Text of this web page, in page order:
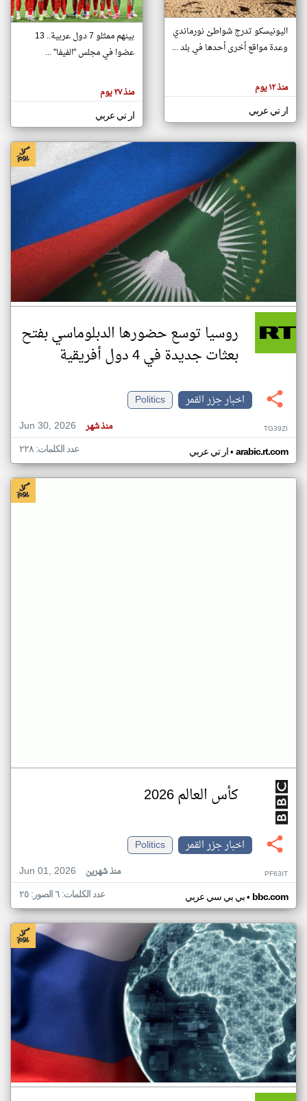
تغيير الدولة
اخبار جزر القمر على مدار الساعة
أهم اخبار جزر القمر العاجلة والمباشرة
هنا عن
وجهة
كاتبيها.
اليونيسكو تدرج شواطئ نورماندي
وعدة مواقع أخرى أحدها في بلد ...
منذ ١٢ يوم
ار تي عربي
بينهم ممثلو 7 دول عربية.. 13
عضوا في مجلس "الفيفا" ...
منذ ٢٧ يوم
ار تي عربي
روسيا توسع حضورها الدبلوماسي بفتح
بعثات جديدة في 4 دول أفريقية
اخبار جزر القمر
Politics
Jun 30, 2026
منذ شهر TG39ZI
ار تي عربي• arabic.rt.com عدد الكلمات: ٢٢٨
كأس العالم 2026
اخبار جزر القمر
Politics
Jun 01, 2026
منذ شهرين PF63IT
بي بي سي عربي• bbc.com عدد الكلمات: ٦ الصور: ٢٥
klyoum.com